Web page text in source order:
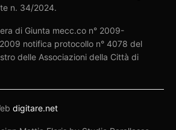
n. 34/2024.
di Giunta mecc.co n° 2009-
notifica protocollo n° 4078 del
delle Associazioni della Città di
digitare.net